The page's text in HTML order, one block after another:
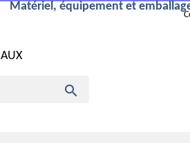
Matériel, équipement et
